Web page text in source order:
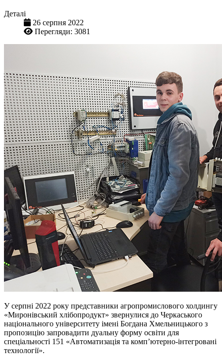
Деталі
26 серпня 2022
Перегляди: 3081
У серпні 2022 року представники агропромислового холдингу
«Миронівський хлібопродукт» звернулися до Черкаського
національного університету імені Богдана Хмельницького з
пропозицію запровадити дуальну форму освіти для
спеціальності 151 «Автоматизація та комп’ютерно-інтегровані
технології».